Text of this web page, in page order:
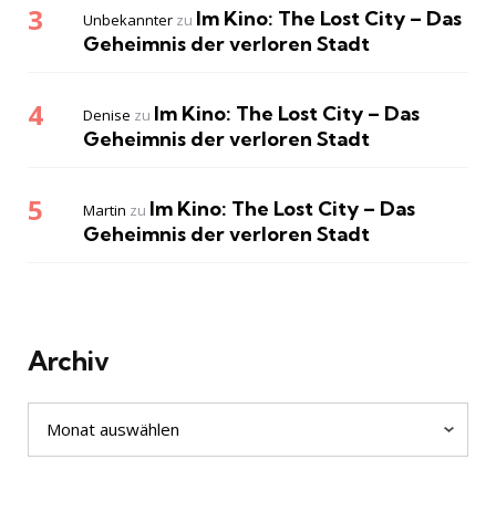
Unbekannter zu Im Kino: The Lost City – Das
Geheimnis der verloren Stadt
Denise zu Im Kino: The Lost City – Das
Geheimnis der verloren Stadt
Martin zu Im Kino: The Lost City – Das
Geheimnis der verloren Stadt
Archiv
Archiv